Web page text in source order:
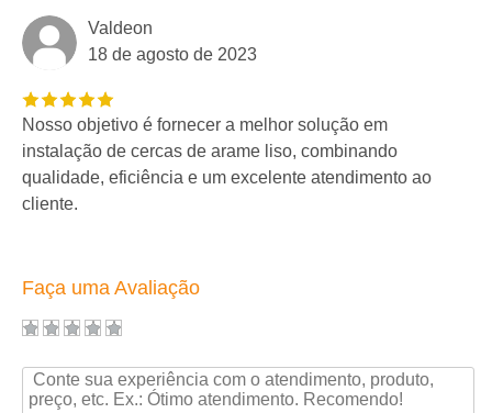
Valdeon
18 de agosto de 2023
Nosso objetivo é fornecer a melhor solução em
instalação de cercas de arame liso, combinando
qualidade, eficiência e um excelente atendimento ao
cliente.
Faça uma Avaliação